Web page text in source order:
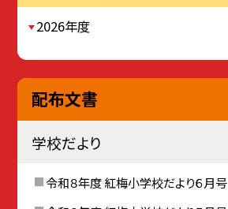
2026年度
配布文書
学校だより
令和８年度 紅梅小学校だより６月号